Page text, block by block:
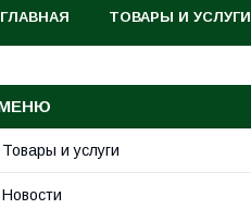
ГЛАВНАЯ ТОВАРЫ И УСЛУГИ
Товары и услуги
Новости